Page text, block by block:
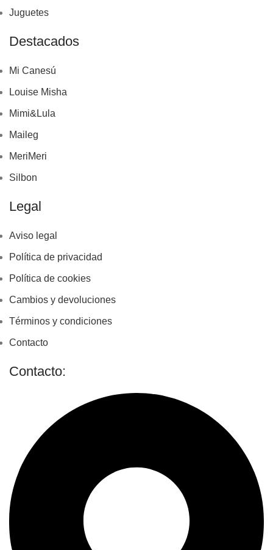
Juguetes
Destacados
Mi Canesú
Louise Misha
Mimi&Lula
Maileg
MeriMeri
Silbon
Legal
Aviso legal
Política de privacidad
Política de cookies
Cambios y devoluciones
Términos y condiciones
Contacto
Contacto: